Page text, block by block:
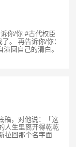
你/你 #古代权臣
。 再告诉你/你：
回自己的清白。
稿，对他说：「这
人生里离开得乾乾
拉回那个名字面